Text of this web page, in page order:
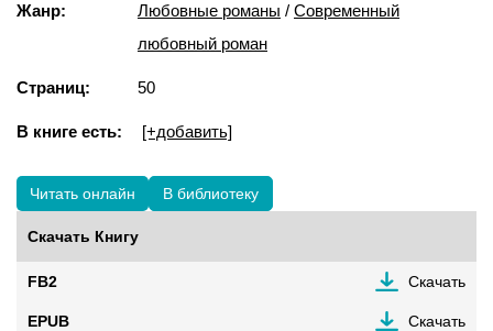
Жанр: Любовные романы / Современный
любовный роман
Страниц: 50
В книге есть: [+добавить]
Читать онлайн В библиотеку
Скачать Книгу
FB2 Скачать
EPUB Скачать